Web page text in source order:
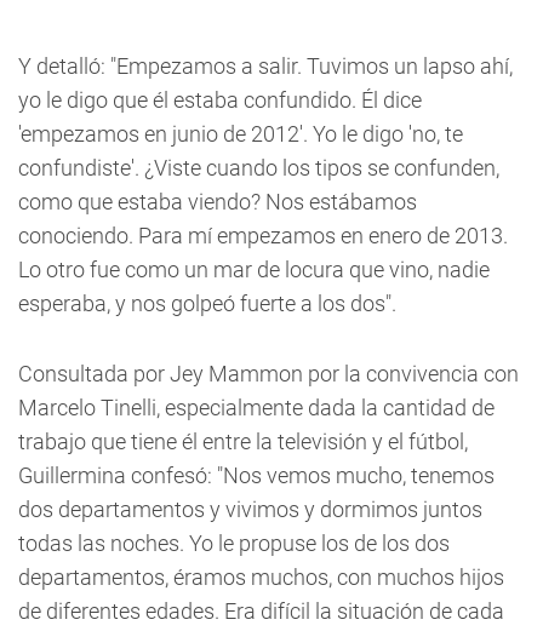
Y detalló: "Empezamos a salir. Tuvimos un lapso ahí,
yo le digo que él estaba confundido. Él dice
'empezamos en junio de 2012'. Yo le digo 'no, te
confundiste'. ¿Viste cuando los tipos se confunden,
como que estaba viendo? Nos estábamos
conociendo. Para mí empezamos en enero de 2013.
Lo otro fue como un mar de locura que vino, nadie
esperaba, y nos golpeó fuerte a los dos".
Consultada por Jey Mammon por la convivencia con
Marcelo Tinelli, especialmente dada la cantidad de
trabajo que tiene él entre la televisión y el fútbol,
Guillermina confesó: "Nos vemos mucho, tenemos
dos departamentos y vivimos y dormimos juntos
todas las noches. Yo le propuse los de los dos
departamentos, éramos muchos, con muchos hijos
de diferentes edades. Era difícil la situación de cada